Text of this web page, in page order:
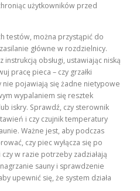
użytkowników przed
testów, można przystąpić do
główne w rozdzielnicy.
obsługi, ustawiając niską
pracę pieca – czy grzałki
pojawiają się żadne nietypowe
wypalaniem się resztek
iskry. Sprawdź, czy sterownik
i czy czujnik temperatury
Ważne jest, aby podczas
czy piec wyłącza się po
w razie potrzeby zadziałają
sauny i sprawdzenie
upewnić się, że system działa